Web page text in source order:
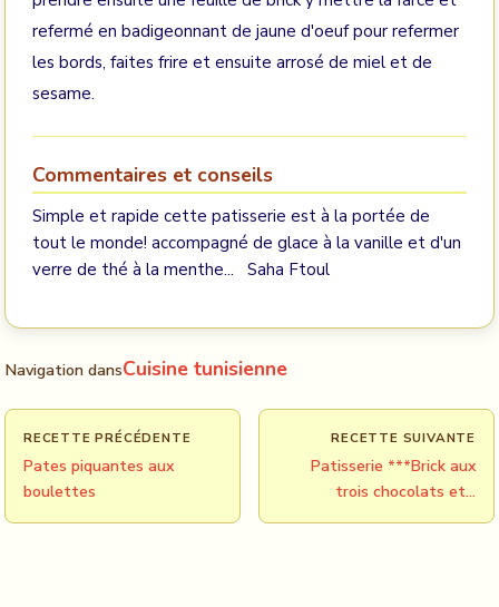
refermé en badigeonnant de jaune d'oeuf pour refermer
les bords, faites frire et ensuite arrosé de miel et de
sesame.
Commentaires et conseils
Simple et rapide cette patisserie est à la portée de
tout le monde! accompagné de glace à la vanille et d'un
verre de thé à la menthe... Saha Ftoul
Navigation dansCuisine tunisienne
RECETTE PRÉCÉDENTE
Pates piquantes aux
boulettes
RECETTE SUIVANTE
Patisserie ***Brick aux
trois chocolats et…